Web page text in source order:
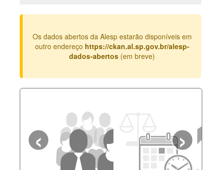
Legislação
Perguntas frequentes
Os dados abertos da Alesp estarão disponíveis em
outro endereço https://ckan.al.sp.gov.br/alesp-
dados-abertos (em breve)
‹ ›